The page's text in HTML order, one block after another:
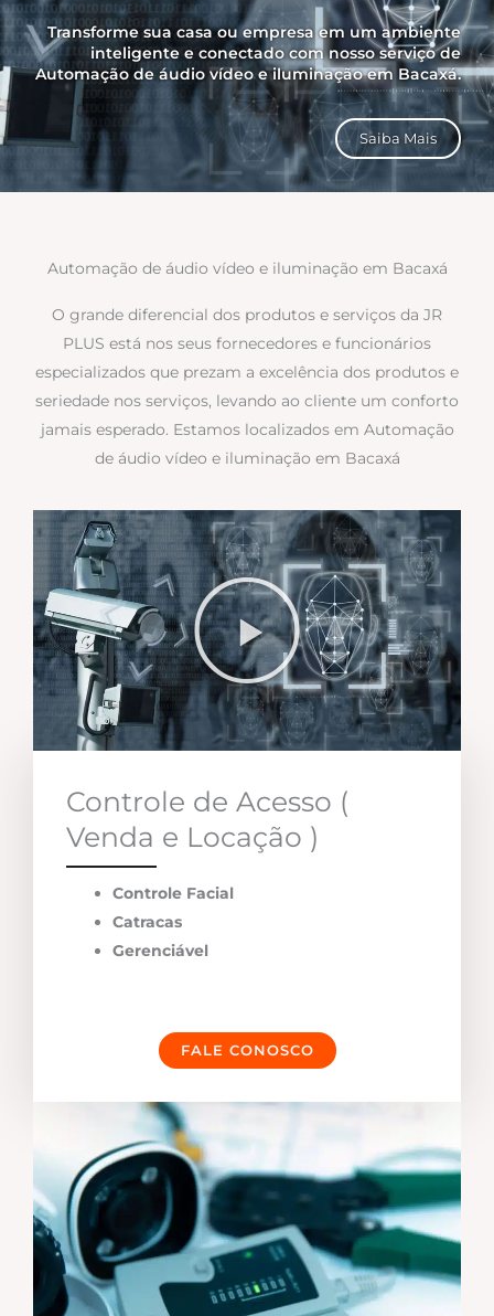
Transforme sua casa ou empresa em um ambiente
inteligente e conectado com nosso serviço de
Automação de áudio vídeo e iluminação em Bacaxá.
Saiba Mais
Automação de áudio vídeo e iluminação em Bacaxá
O grande diferencial dos produtos e serviços da JR
PLUS está nos seus fornecedores e funcionários
especializados que prezam a excelência dos produtos e
seriedade nos serviços, levando ao cliente um conforto
jamais esperado. Estamos localizados em Automação
de áudio vídeo e iluminação em Bacaxá
Controle de Acesso (
Venda e Locação )
Controle Facial
Catracas
Gerenciável
FALE CONOSCO